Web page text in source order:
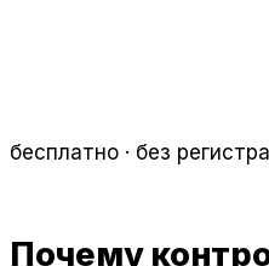
бесплатно · без
Почему